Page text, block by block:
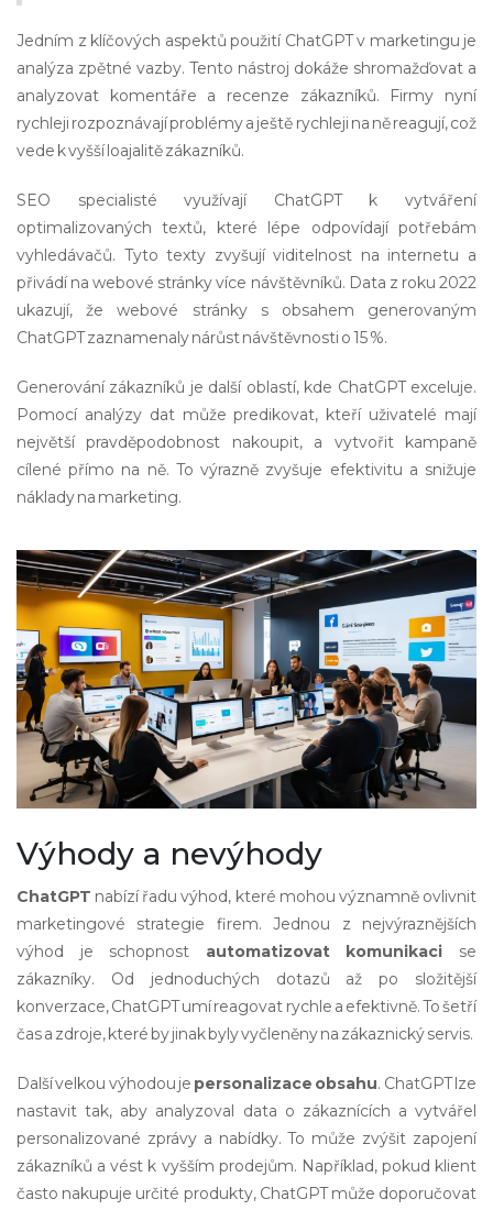
Jedním z klíčových aspektů použití ChatGPT v marketingu je
analýza zpětné vazby. Tento nástroj dokáže shromažďovat a
analyzovat komentáře a recenze zákazníků. Firmy nyní
rychleji rozpoznávají problémy a ještě rychleji na ně reagují, což
vede k vyšší loajalitě zákazníků.
SEO specialisté využívají ChatGPT k vytváření
optimalizovaných textů, které lépe odpovídají potřebám
vyhledávačů. Tyto texty zvyšují viditelnost na internetu a
přivádí na webové stránky více návštěvníků. Data z roku 2022
ukazují, že webové stránky s obsahem generovaným
ChatGPT zaznamenaly nárůst návštěvnosti o 15 %.
Generování zákazníků je další oblastí, kde ChatGPT exceluje.
Pomocí analýzy dat může predikovat, kteří uživatelé mají
největší pravděpodobnost nakoupit, a vytvořit kampaně
cílené přímo na ně. To výrazně zvyšuje efektivitu a snižuje
náklady na marketing.
Výhody a nevýhody
ChatGPT nabízí řadu výhod, které mohou významně ovlivnit
marketingové strategie firem. Jednou z nejvýraznějších
výhod je schopnost automatizovat komunikaci se
zákazníky. Od jednoduchých dotazů až po složitější
konverzace, ChatGPT umí reagovat rychle a efektivně. To šetří
čas a zdroje, které by jinak byly vyčleněny na zákaznický servis.
Další velkou výhodou je personalizace obsahu. ChatGPT lze
nastavit tak, aby analyzoval data o zákaznících a vytvářel
personalizované zprávy a nabídky. To může zvýšit zapojení
zákazníků a vést k vyšším prodejům. Například, pokud klient
často nakupuje určité produkty, ChatGPT může doporučovat